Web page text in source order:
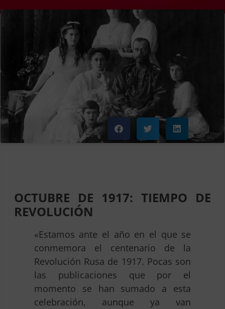
OCTUBRE DE 1917: TIEMPO DE
REVOLUCIÓN
«Estamos ante el año en el que se
conmemora el centenario de la
Revolución Rusa de 1917. Pocas son
las publicaciones que por el
momento se han sumado a esta
celebración, aunque ya van